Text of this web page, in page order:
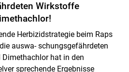
Wirkstoffe
Herbizidstrategie beim Raps
auswa- schungsgefährdeten
hat in den
sprechende Ergebnisse